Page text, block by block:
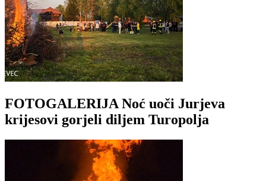
FOTOGALERIJA Noć uoči Jurjeva
krijesovi gorjeli diljem Turopolja